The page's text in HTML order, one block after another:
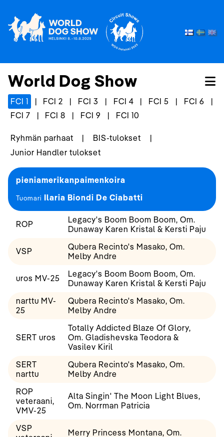
World Dog Show
FCI 1 | FCI 2 | FCI 3 | FCI 4 | FCI 5 | FCI 6
|
FCI 7
| FCI 8 | FCI 9 | FCI 10
Ryhmän parhaat | BIS-tulokset
|
Junior Handler tulokset
pieniamerikanpaimenkoira
Tuomari Ilaria Biondi De Ciabatti
ROP
Legacy's Boom Boom Boom, Om.
Dunaway Karen Kristal & Kersti Paju
VSP
Qubera Recinto's Masako, Om.
Melby Andre
uros MV-25
Legacy's Boom Boom Boom, Om.
Dunaway Karen Kristal & Kersti Paju
narttu MV-
25
Qubera Recinto's Masako, Om.
Melby Andre
SERT uros
Totally Addicted Blaze Of Glory,
Om. Gladishevska Teodora &
Vasilev Kiril
SERT
narttu
Qubera Recinto's Masako, Om.
Melby Andre
ROP
veteraani,
VMV-25
Alta Singin' The Moon Light Blues,
Om. Norrman Patricia
VSP
Merry Princess Montana, Om.